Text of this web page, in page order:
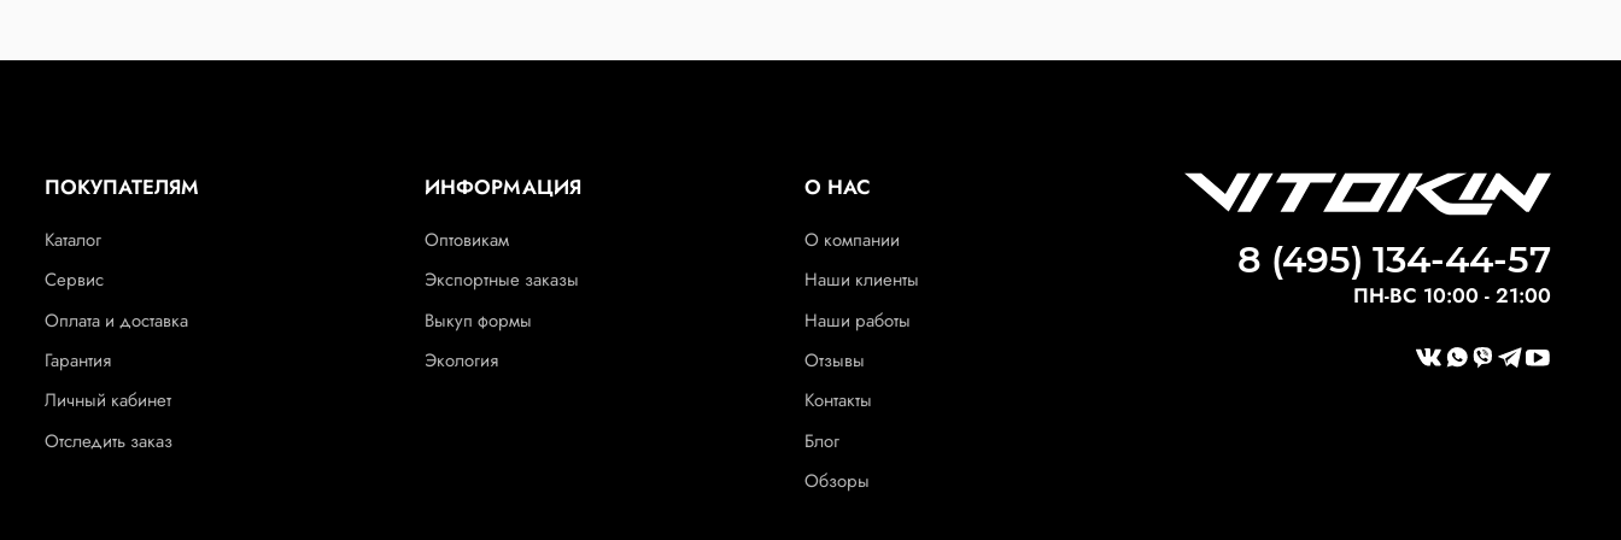
ПОКУПАТЕЛЯМ
Каталог
Сервис
Оплата и доставка
Гарантия
Личный кабинет
Отследить заказ
ИНФОРМАЦИЯ
Оптовикам
Экспортные заказы
Выкуп формы
Экология
О НАС
О компании
Наши клиенты
Наши работы
Отзывы
Контакты
Блог
Обзоры
8 (495) 134-44-57
ПН-ВС 10:00 - 21:00